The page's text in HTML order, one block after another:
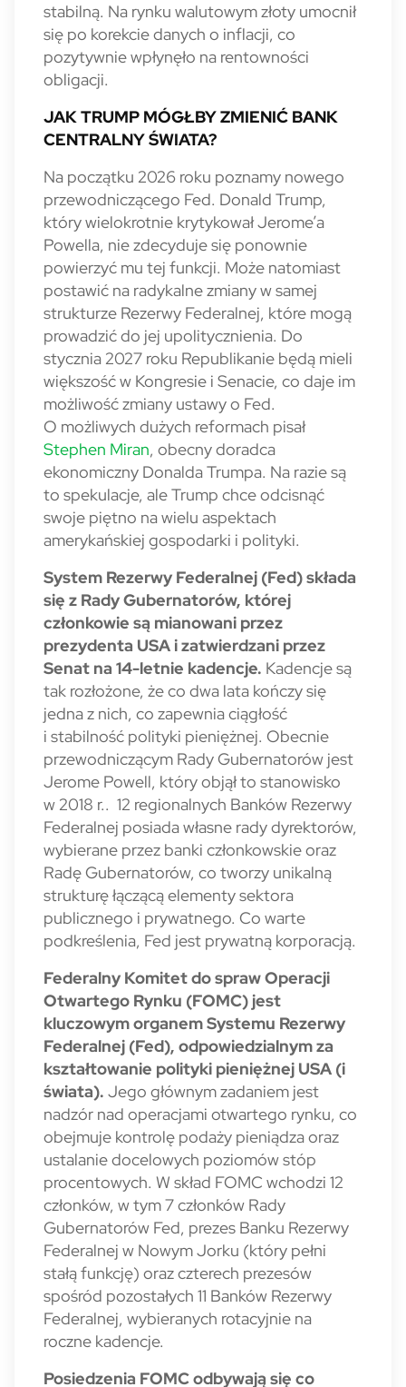
stabilną. Na rynku walutowym złoty umocnił
się po korekcie danych o inflacji, co
pozytywnie wpłynęło na rentowności
obligacji.
JAK TRUMP MÓGŁBY ZMIENIĆ BANK
CENTRALNY ŚWIATA?
Na początku 2026 roku poznamy nowego
przewodniczącego Fed. Donald Trump,
który wielokrotnie krytykował Jerome’a
Powella, nie zdecyduje się ponownie
powierzyć mu tej funkcji. Może natomiast
postawić na radykalne zmiany w samej
strukturze Rezerwy Federalnej, które mogą
prowadzić do jej upolitycznienia. Do
stycznia 2027 roku Republikanie będą mieli
większość w Kongresie i Senacie, co daje im
możliwość zmiany ustawy o Fed.
O możliwych dużych reformach pisał
Stephen Miran, obecny doradca
ekonomiczny Donalda Trumpa. Na razie są
to spekulacje, ale Trump chce odcisnąć
swoje piętno na wielu aspektach
amerykańskiej gospodarki i polityki.
System Rezerwy Federalnej (Fed) składa
się z Rady Gubernatorów, której
członkowie są mianowani przez
prezydenta USA i zatwierdzani przez
Senat na 14-letnie kadencje. Kadencje są
tak rozłożone, że co dwa lata kończy się
jedna z nich, co zapewnia ciągłość
i stabilność polityki pieniężnej. Obecnie
przewodniczącym Rady Gubernatorów jest
Jerome Powell, który objął to stanowisko
w 2018 r.. 12 regionalnych Banków Rezerwy
Federalnej posiada własne rady dyrektorów,
wybierane przez banki członkowskie oraz
Radę Gubernatorów, co tworzy unikalną
strukturę łączącą elementy sektora
publicznego i prywatnego. Co warte
podkreślenia, Fed jest prywatną korporacją.
Federalny Komitet do spraw Operacji
Otwartego Rynku (FOMC) jest
kluczowym organem Systemu Rezerwy
Federalnej (Fed), odpowiedzialnym za
kształtowanie polityki pieniężnej USA (i
świata). Jego głównym zadaniem jest
nadzór nad operacjami otwartego rynku, co
obejmuje kontrolę podaży pieniądza oraz
ustalanie docelowych poziomów stóp
procentowych. W skład FOMC wchodzi 12
członków, w tym 7 członków Rady
Gubernatorów Fed, prezes Banku Rezerwy
Federalnej w Nowym Jorku (który pełni
stałą funkcję) oraz czterech prezesów
spośród pozostałych 11 Banków Rezerwy
Federalnej, wybieranych rotacyjnie na
roczne kadencje.
Posiedzenia FOMC odbywają się co